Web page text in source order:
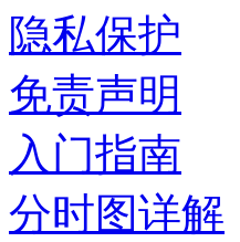
隐私保护
免责声明
入门指南
分时图详解